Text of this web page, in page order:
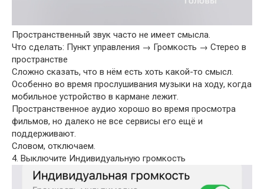
Пространственный звук часто не имеет смысла.
Что сделать: Пункт управления → Громкость → Стерео в
пространстве
Сложно сказать, что в нём есть хоть какой-то смысл.
Особенно во время прослушивания музыки на ходу, когда
мобильное устройство в кармане лежит.
Пространственное аудио хорошо во время просмотра
фильмов, но далеко не все сервисы его ещё и
поддерживают.
Словом, отключаем.
4. Выключите Индивидуальную громкость